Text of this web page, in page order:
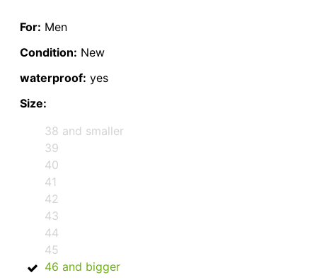
For: Men
Condition: New
waterproof: yes
Size:
38 and smaller
39
40
41
42
43
44
45
46 and bigger